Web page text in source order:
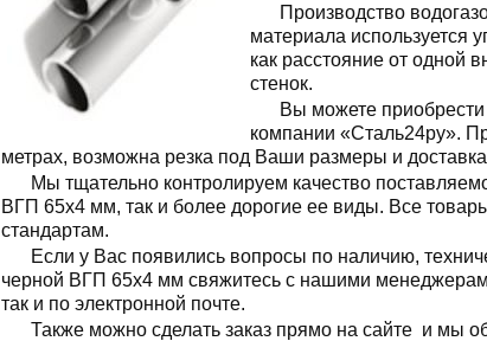
Производство
материала используется
как расстояние от одной
стенок.
Вы можете
компании «Сталь24ру».
метрах, возможна резка под Ваши размеры и
Мы тщательно контролируем качество
ВГП 65x4 мм, так и более дорогие ее виды. Все
стандартам.
Если у Вас появились вопросы по наличию,
черной ВГП 65x4 мм свяжитесь с нашими
так и по электронной почте.
Также можно сделать заказ прямо на сайте и мы